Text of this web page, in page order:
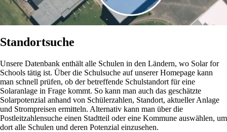
Standortsuche
Unsere Datenbank enthält alle Schulen in den Ländern, wo Solar for
Schools tätig ist. Über die Schulsuche auf unserer Homepage kann
man schnell prüfen, ob der betreffende Schulstandort für eine
Solaranlage in Frage kommt. So kann man auch das geschätzte
Solarpotenzial anhand von Schülerzahlen, Standort, aktueller Anlage
und Strompreisen ermitteln. Alternativ kann man über die
Postleitzahlensuche einen Stadtteil oder eine Kommune auswählen, um
dort alle Schulen und deren Potenzial einzusehen.